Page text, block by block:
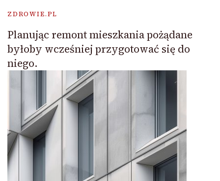
ZDROWIE.PL
Planując remont mieszkania pożądane
byłoby wcześniej przygotować się do
niego.